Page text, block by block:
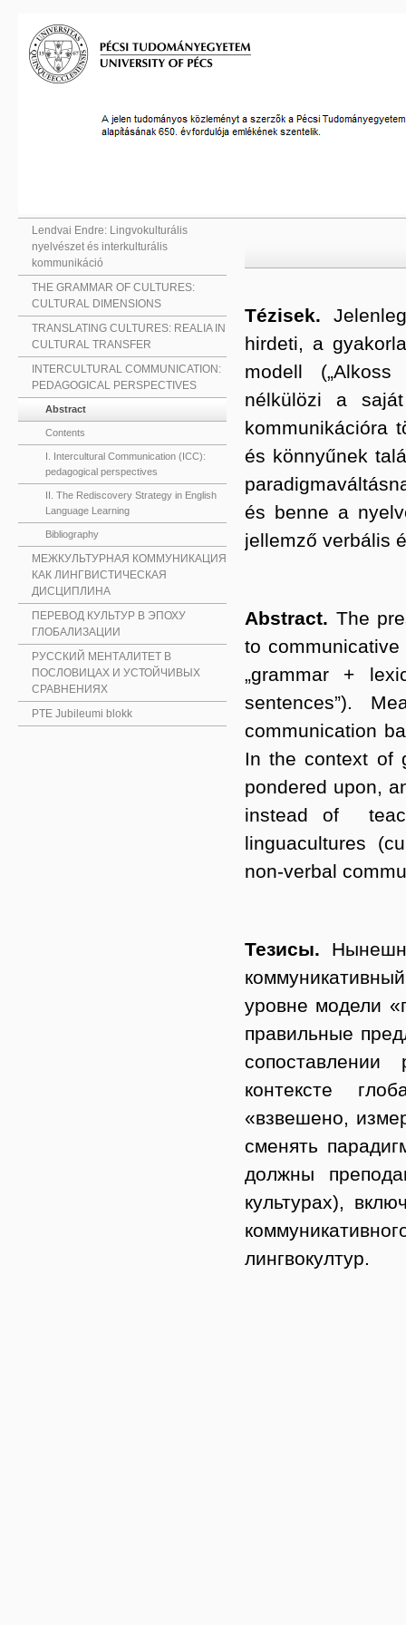
Lendvai Endre: Lingvokulturális
nyelvészet és interkulturális
kommunikáció
THE GRAMMAR OF CULTURES:
CULTURAL DIMENSIONS
TRANSLATING CULTURES: REALIA IN
CULTURAL TRANSFER
INTERCULTURAL COMMUNICATION:
PEDAGOGICAL PERSPECTIVES
Abstract
Contents
I. Intercultural Communication (ICC):
pedagogical perspectives
II. The Rediscovery Strategy in English
Language Learning
Bibliography
МЕЖКУЛЬТУРНАЯ КОММУНИКАЦИЯ
КАК ЛИНГВИСТИЧЕСКАЯ
ДИСЦИПЛИНА
ПЕРЕВОД КУЛЬТУР В ЭПОХУ
ГЛОБАЛИЗАЦИИ
РУССКИЙ МЕНТАЛИТЕТ В
ПОСЛОВИЦАХ И УСТОЙЧИВЫХ
СРАВНЕНИЯХ
PTE Jubileumi blokk
Tézisek.
hirdeti, a
modell
nélkülözi a
kommunikációra
és könnyűnek
és benne a
jellemző verbális
Abstract. The
to
„grammar +
sentences”).
communication
In the context of
pondered upon,
instead of
linguacultures
non-verbal
Тезисы.
уровне модели
правильные
контексте
«взвешено,
сменять
должны
культурах),
лингвокултур.